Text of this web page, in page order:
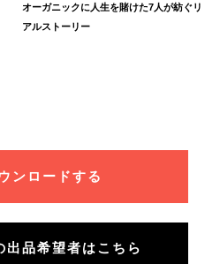
オーガニックに人生を賭けた7人が紡ぐリ
アルストーリー
ンロードする
品希望者はこちら